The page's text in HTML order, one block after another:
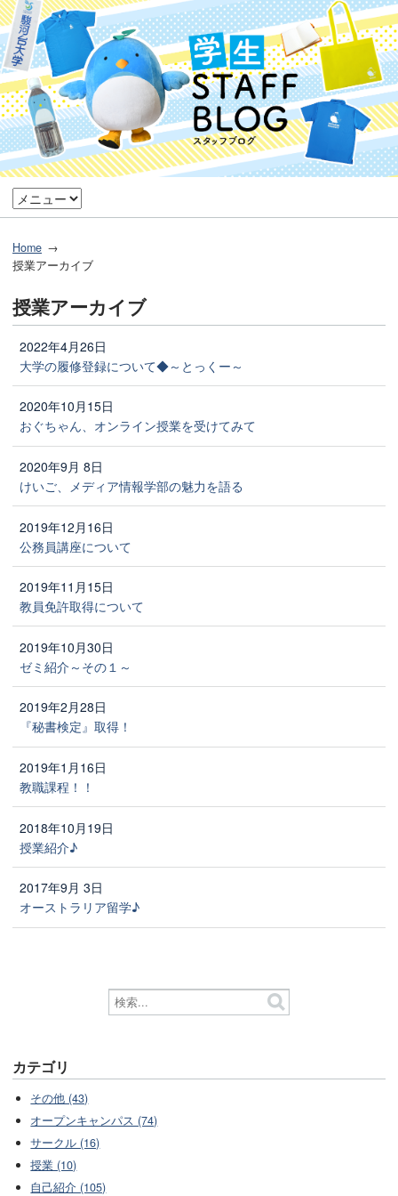
Home
授業アーカイブ
授業アーカイブ
2022年4月26日
大学の履修登録について◆～とっくー～
2020年10月15日
おぐちゃん、オンライン授業を受けてみて
2020年9月 8日
けいご、メディア情報学部の魅力を語る
2019年12月16日
公務員講座について
2019年11月15日
教員免許取得について
2019年10月30日
ゼミ紹介～その１～
2019年2月28日
『秘書検定』取得！
2019年1月16日
教職課程！！
2018年10月19日
授業紹介♪
2017年9月 3日
オーストラリア留学♪
カテゴリ
その他 (43)
オープンキャンパス (74)
サークル (16)
授業 (10)
自己紹介 (105)